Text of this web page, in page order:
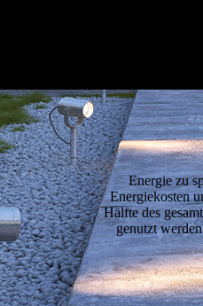
Energie zu
Energiekosten
Hälfte des
genutzt